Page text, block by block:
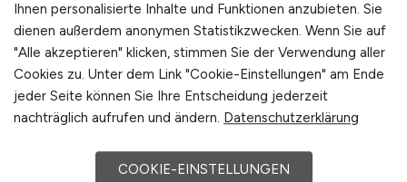
Hausmeister:in(m/w/d)
STRABAG PROPERTY & FACILITY SERVICES
GMBH
vor 6 Tagen
Münster
Ihnen personalisierte Inhalte und Funktionen anzubieten. Sie
dienen außerdem anonymen Statistikzwecken. Wenn Sie auf
"Alle akzeptieren" klicken, stimmen Sie der Verwendung aller
Cookies zu. Unter dem Link "Cookie-Einstellungen" am Ende
jeder Seite können Sie Ihre Entscheidung jederzeit
nachträglich aufrufen und ändern. Datenschutzerklärung
COOKIE-EINSTELLUNGEN